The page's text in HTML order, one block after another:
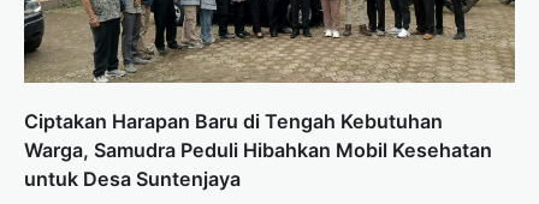
Ciptakan Harapan Baru di Tengah Kebutuhan
Warga, Samudra Peduli Hibahkan Mobil Kesehatan
untuk Desa Suntenjaya